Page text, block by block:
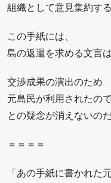
組織として意見集約す
この手紙には、
島の返還を求める文言
交渉成果の演出のため
元島民が利用されたの
との疑念が消えないのだ
＝＝＝＝
「あの手紙に書かれた